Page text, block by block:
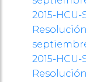
2015-HCU-
2015-HCU-